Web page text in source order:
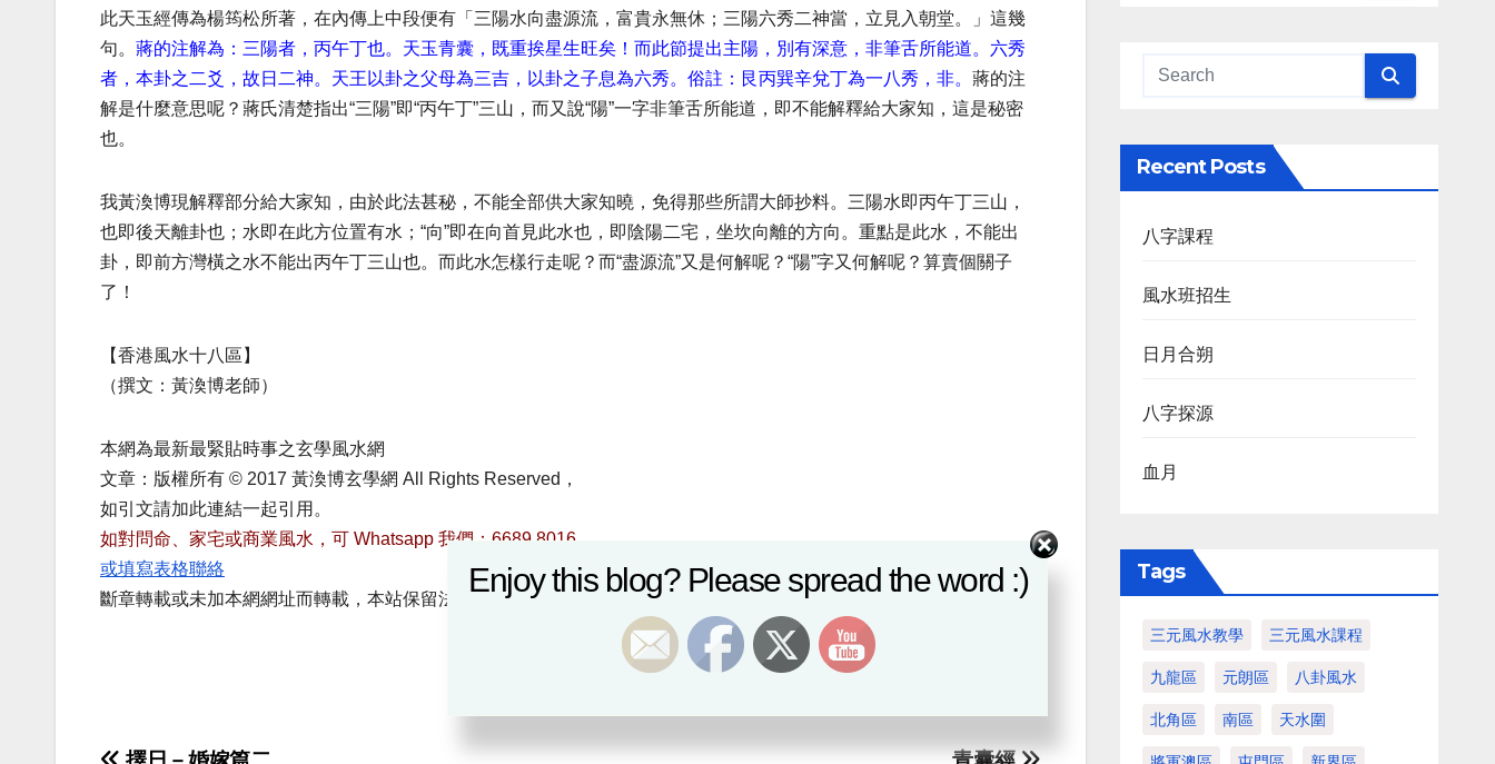
此天玉經傳為楊筠松所著，在內傳上中段便有「三陽水向盡源流，富貴永無休；三陽六秀二神當，立見入朝堂。」這幾
句。 蔣的注解為：三陽者，丙午丁也。天玉青囊，既重挨星生旺矣！而此節提出主陽，別有深意，非筆舌所能道。六秀
者，本卦之二爻，故日二神。天王以卦之父母為三吉，以卦之子息為六秀。俗註：艮丙巽辛兌丁為一八秀，非。 蔣的注
解是什麼意思呢？蔣氏清楚指出“三陽”即“丙午丁”三山，而又說“陽”一字非筆舌所能道，即不能解釋給大家知，這是秘密
也。
我黃渙博現解釋部分給大家知，由於此法甚秘，不能全部供大家知曉，免得那些所謂大師抄料。三陽水即丙午丁三山，
也即後天離卦也；水即在此方位置有水；“向”即在向首見此水也，即陰陽二宅，坐坎向離的方向。重點是此水，不能出
卦，即前方灣橫之水不能出丙午丁三山也。而此水怎樣行走呢？而“盡源流”又是何解呢？“陽”字又何解呢？算賣個關子
了！
【香港風水十八區】
（撰文：黃渙博老師）
本網為最新最緊貼時事之玄學風水網
文章：版權所有 © 2017 黃渙博玄學網 All Rights Reserved，
如引文請加此連結一起引用。
如對問命、家宅或商業風水，可 Whatsapp 我們：6689 8016
或填寫表格聯絡
斷章轉載或未加本網網址而轉載，本站保留法律追究權利。
Recent Posts
八字課程
風水班招生
日月合朔
八字探源
血月
Tags
三元風水教學 三元風水課程
九龍區 元朗區 八卦風水
北角區 南區 天水圍
Enjoy this blog? Please spread the word :)